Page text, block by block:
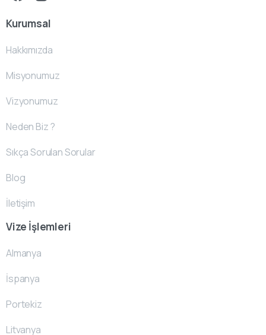
Kurumsal
Hakkımızda
Misyonumuz
Vizyonumuz
Neden Biz ?
Sıkça Sorulan Sorular
Blog
İletişim
Vize İşlemleri
Almanya
İspanya
Portekiz
Litvanya